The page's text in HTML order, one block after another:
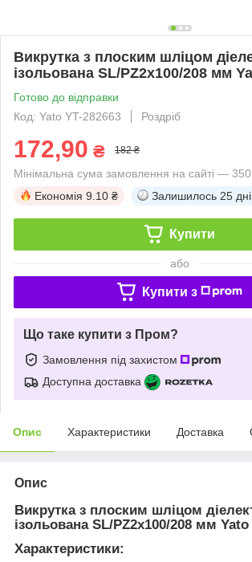
Викрутка з плоским шліцом
ізольована SL/PZ2х100/208 мм
Готово до відправки
Код: Yato YT-282663
Роздріб
172,90 ₴ 182 ₴
Мінімальна сума замовлення на сайті —
Економія 9.10 ₴ Залишилось 25
Купити
або
Купити з
Що таке купити з Пром?
Замовлення під захистом
Доступна доставка
Опис Характеристики Доставка
Опис
Викрутка з плоским шліцом
ізольована SL/PZ2х100/208 мм Yato
Характеристики: